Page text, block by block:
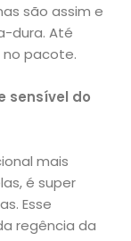
são assim e
dura. Até
pacote.
sensível do
mais
é super
Esse
regência da